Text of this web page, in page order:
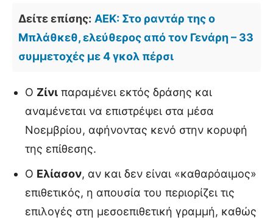
Δείτε επίσης: ΑΕΚ: Στο ραντάρ της ο
Μπλάθκεθ, ελεύθερος από τον Γενάρη – 33
συμμετοχές με 4 γκολ πέρσι
Ο Ζίνι παραμένει εκτός δράσης και
αναμένεται να επιστρέψει στα μέσα
Νοεμβρίου, αφήνοντας κενό στην κορυφή
της επίθεσης.
Ο Ελίασον, αν και δεν είναι «καθαρόαιμος»
επιθετικός, η απουσία του περιορίζει τις
επιλογές στη μεσοεπιθετική γραμμή, καθώς